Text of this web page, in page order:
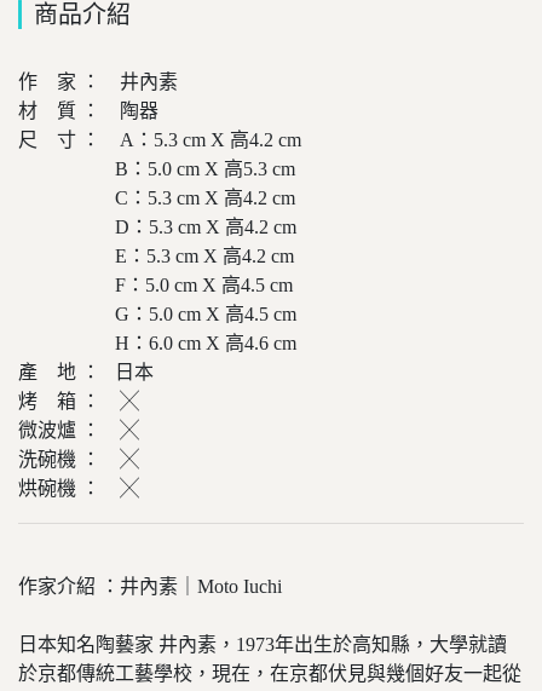
商品介紹
作 家 ： 井內素
材 質 ： 陶器
尺 寸 ： A：5.3 cm X 高4.2 cm
B：5.0 cm X 高5.3 cm
C：5.3 cm X 高4.2 cm
D：5.3 cm X 高4.2 cm
E：5.3 cm X 高4.2 cm
F：5.0 cm X 高4.5 cm
G：5.0 cm X 高4.5 cm
H：6.0 cm X 高4.6 cm
產 地 ： 日本
烤 箱 ： ╳
微波爐 ： ╳
洗碗機 ： ╳
烘碗機 ： ╳
作家介紹 ：井內素｜Moto Iuchi
日本知名陶藝家 井內素，1973年出生於高知縣，大學就讀
於京都傳統工藝學校，現在，在京都伏見與幾個好友一起從